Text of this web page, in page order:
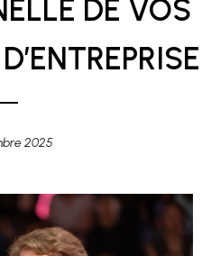
DE VOS
2025